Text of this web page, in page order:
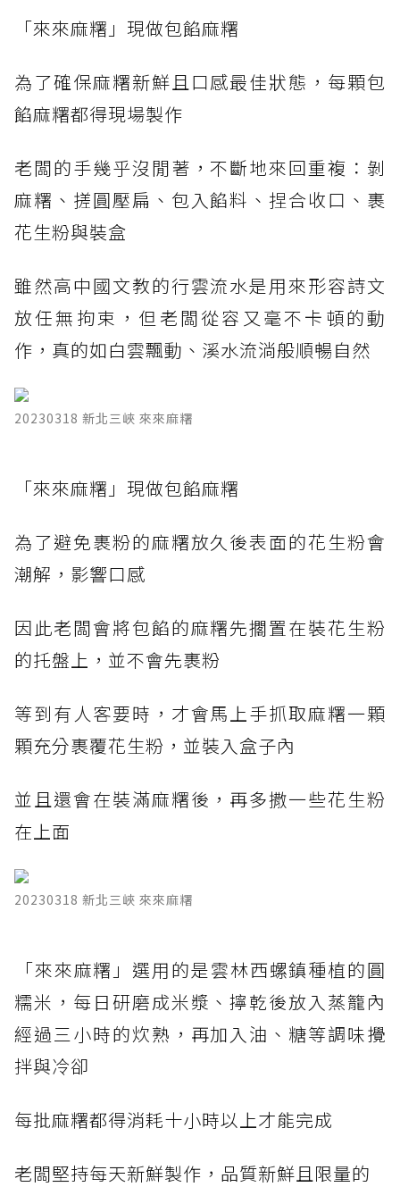
​「來來麻糬」現做包餡麻糬
為了確保麻糬新鮮且口感最佳狀態，每顆包
餡麻糬都得現場製作
老闆的手幾乎沒閒著，不斷地來回重複：剝
麻糬、搓圓壓扁、包入餡料、捏合收口、裹
花生粉與裝盒
雖然高中國文教的行雲流水是用來形容詩文
放任無拘束，但老闆從容又毫不卡頓的動
作，真的如白雲飄動、溪水流淌般順暢自然
20230318 新北三峽 來來麻糬
​「來來麻糬」現做包餡麻糬
為了避免裹粉的麻糬放久後表面的花生粉會
潮解，影響口感
因此老闆會將包餡的麻糬先擱置在裝花生粉
的托盤上，並不會先裹粉
等到有人客要時，才會馬上手抓取麻糬一顆
顆充分裹覆花生粉，並裝入盒子內
並且還會在裝滿麻糬後，再多撒一些花生粉
在上面
20230318 新北三峽 來來麻糬
​「來來麻糬」選用的是雲林西螺鎮種植的圓
糯米，每日研磨成米漿、擰乾後放入蒸籠內
經過三小時的炊熟，再加入油、糖等調味攪
拌與冷卻
每批麻糬都得消耗十小時以上才能完成
老闆堅持每天新鮮製作，品質新鮮且限量的